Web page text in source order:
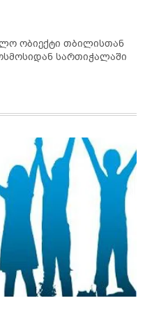
ობიექტი თბილისთან
ახლოს ანუ კოსმოსიდან სართიჭალაში